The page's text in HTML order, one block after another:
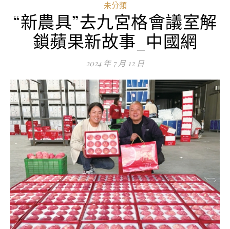
未分類
“新農具”去九宮格會議室解
鎖蘋果新故事_中國網
2024 年 7 月 12 日